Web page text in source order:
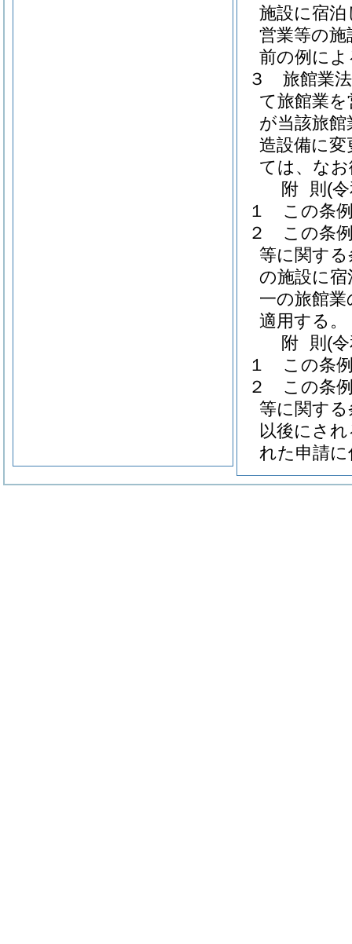
施設に宿泊
営業等の
前の例によ
３
旅館業法
て旅館業
が当該旅
造設備に
ては、な
附 則 (
１
この条
２
この条
等に関す
の施設に
一の旅館
適用する。
附 則 (
１
この条
２
この条
等に関す
以後にさ
れた申請